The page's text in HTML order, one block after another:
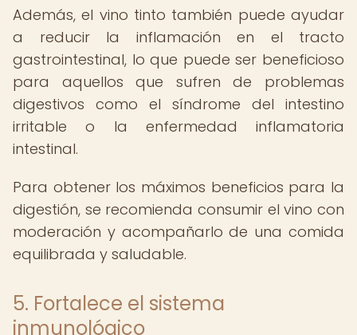
Además, el vino tinto también puede ayudar
a reducir la inflamación en el tracto
gastrointestinal, lo que puede ser beneficioso
para aquellos que sufren de problemas
digestivos como el síndrome del intestino
irritable o la enfermedad inflamatoria
intestinal.
Para obtener los máximos beneficios para la
digestión, se recomienda consumir el vino con
moderación y acompañarlo de una comida
equilibrada y saludable.
5. Fortalece el sistema
inmunológico